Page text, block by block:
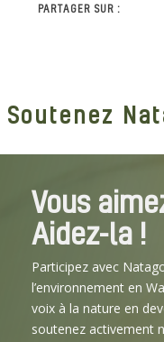
PARTAGER SUR :
Soutenez
Vous
Aidez-la !
Participez avec
l’environnement en
voix à la nature en
soutenez activement